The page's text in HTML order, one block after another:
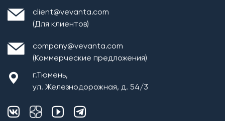
client@vevanta.com
(Для клиентов)
company@vevanta.com
(Коммерческие предложения)
г.Тюмень,
ул. Железнодорожная, д. 54/3